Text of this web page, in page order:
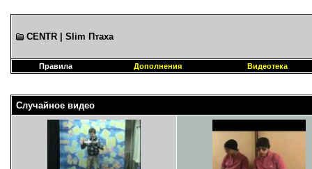
CENTR | Slim Птаха
Правила Дополнения Видеотека
Случайное видео